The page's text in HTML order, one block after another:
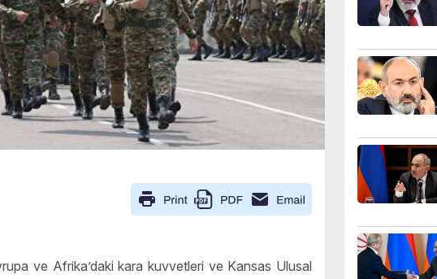
ve Afrika’daki kara kuvvetleri ve Kansas Ulusal